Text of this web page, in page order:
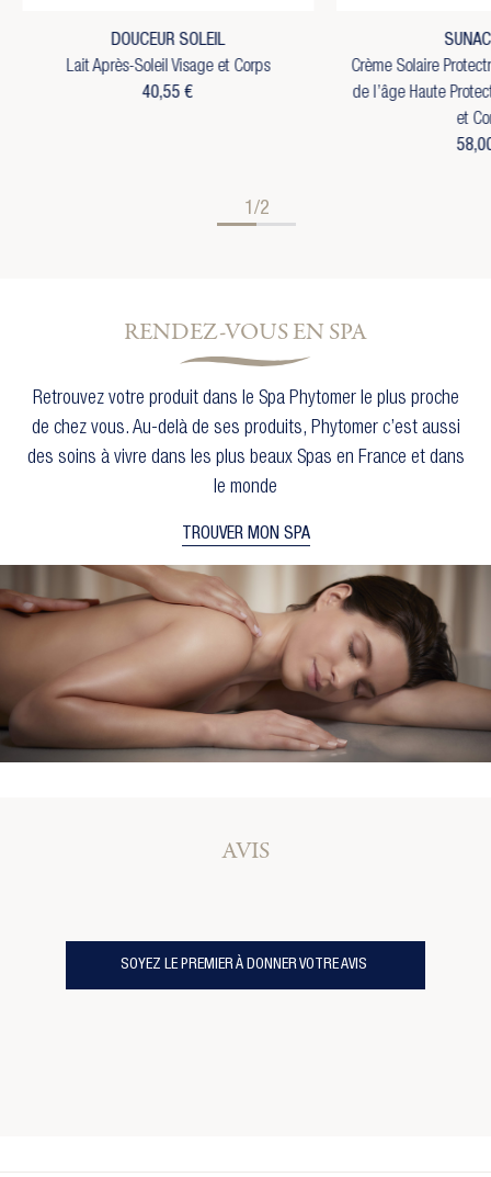
Nom de la liste d'envies
Annuler Créer une liste d'envies
DOUCEUR SOLEIL
Lait Après-Soleil Visage et Corps
40,55 €
Crème Solaire
de l’âge Haute
et
1/2
RENDEZ-VOUS EN SPA
Retrouvez votre produit dans le Spa Phytomer le plus proche
de chez vous. Au-delà de ses produits, Phytomer c’est aussi
des soins à vivre dans les plus beaux Spas en France et dans
le monde
TROUVER MON SPA
AVIS
SOYEZ LE PREMIER À DONNER VOTRE AVIS